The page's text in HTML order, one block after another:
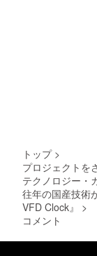
トップ >
プロジェクトを
テクノロジー・
往年の国産技術
VFD Clock』
>
コメント